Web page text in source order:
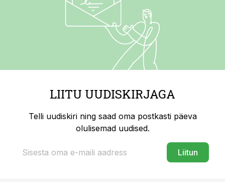
LIITU UUDISKIRJAGA
Telli uudiskiri ning saad oma postkasti päeva
olulisemad uudised.
Liitun